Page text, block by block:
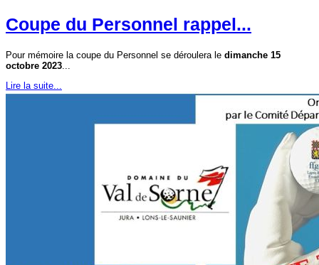
Coupe du Personnel rappel...
Pour mémoire la coupe du Personnel se déroulera le dimanche 15
octobre 2023
Lire la suite...